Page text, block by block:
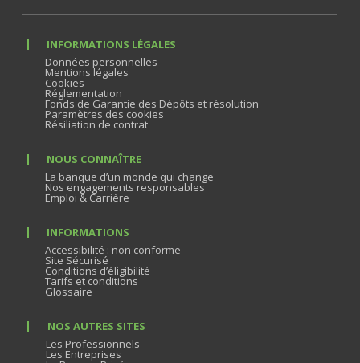
INFORMATIONS LÉGALES
Données personnelles
Mentions légales
Cookies
Réglementation
Fonds de Garantie des Dépôts et résolution
Paramètres des cookies
Résiliation de contrat
NOUS CONNAÎTRE
La banque d’un monde qui change
Nos engagements responsables
Emploi & Carrière
INFORMATIONS
Accessibilité : non conforme
Site Sécurisé
Conditions d’éligibilité
Tarifs et conditions
Glossaire
NOS AUTRES SITES
Les Professionnels
Les Entreprises